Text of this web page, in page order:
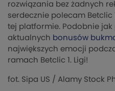
rozwiązania bez żadnych
serdecznie polecam Betclic
tej platformie. Podobnie
aktualnych bonusów
największych emocji
ramach Betclic 1. Ligi!
fot. Sipa US / Alamy Stock